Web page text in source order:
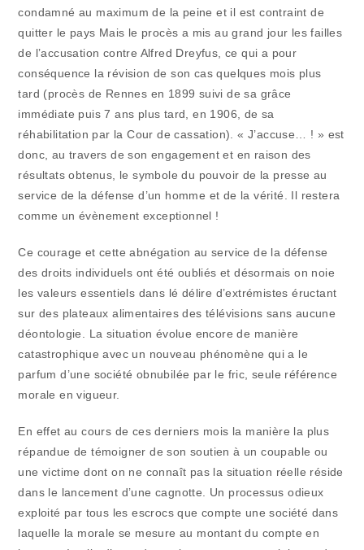
condamné au maximum de la peine et il est contraint de
quitter le pays Mais le procès a mis au grand jour les failles
de l’accusation contre Alfred Dreyfus, ce qui a pour
conséquence la révision de son cas quelques mois plus
tard (procès de Rennes en 1899 suivi de sa grâce
immédiate puis 7 ans plus tard, en 1906, de sa
réhabilitation par la Cour de cassation). « J’accuse… ! » est
donc, au travers de son engagement et en raison des
résultats obtenus, le symbole du pouvoir de la presse au
service de la défense d’un homme et de la vérité. Il restera
comme un évènement exceptionnel !
Ce courage et cette abnégation au service de la défense
des droits individuels ont été oubliés et désormais on noie
les valeurs essentiels dans lé délire d’extrémistes éructant
sur des plateaux alimentaires des télévisions sans aucune
déontologie. La situation évolue encore de manière
catastrophique avec un nouveau phénomène qui a le
parfum d’une société obnubilée par le fric, seule référence
morale en vigueur.
En effet au cours de ces derniers mois la manière la plus
répandue de témoigner de son soutien à un coupable ou
une victime dont on ne connaît pas la situation réelle réside
dans le lancement d’une cagnotte. Un processus odieux
exploité par tous les escrocs que compte une société dans
laquelle la morale se mesure au montant du compte en